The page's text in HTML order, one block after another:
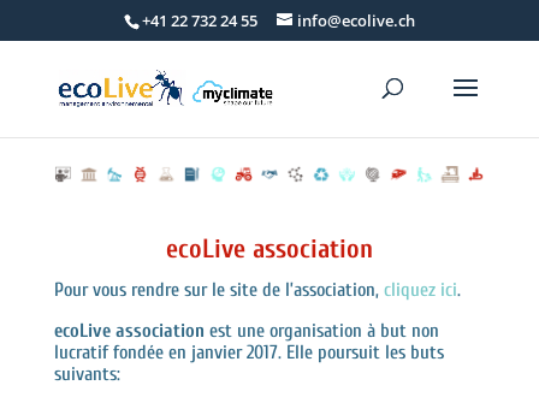
+41 22 732 24 55 info@ecolive.ch
ecoLive association
Pour vous rendre sur le site de l’association, cliquez ici.
ecoLive association est une organisation à but non
lucratif fondée en janvier 2017. Elle poursuit les buts
suivants: